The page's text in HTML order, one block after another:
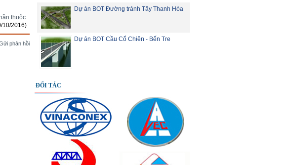
thuộc
10/2016)
phản hồi
Dự án BOT Đường tránh Tây Thanh Hóa
Dự án BOT Cầu Cổ Chiên - Bến Tre
ĐỐI TÁC